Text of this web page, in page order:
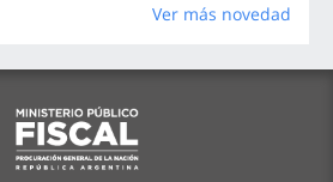
Ver más novedad